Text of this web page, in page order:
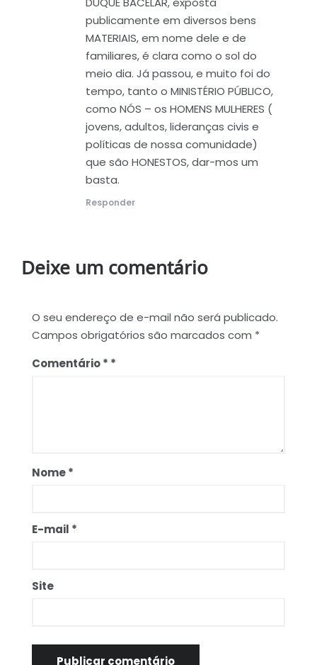
publicamente em diversos bens
MATERIAIS, em nome dele e de
familiares, é clara como o sol do
meio dia. Já passou, e muito foi do
tempo, tanto o MINISTÉRIO PÚBLICO,
como NÓS – os HOMENS MULHERES (
jovens, adultos, lideranças civis e
políticas de nossa comunidade)
que são HONESTOS, dar-mos um
basta.
Responder
Deixe um comentário
O seu endereço de e-mail não será publicado.
Campos obrigatórios são marcados com *
Comentário*
Nome*
E-mail *
Site